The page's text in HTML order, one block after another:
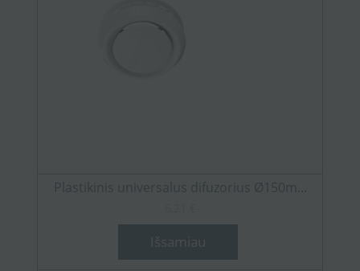
Plastikinis universalus difuzorius Ø150m...
Išsamiau